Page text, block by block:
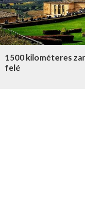
1500 kilométeres
felé